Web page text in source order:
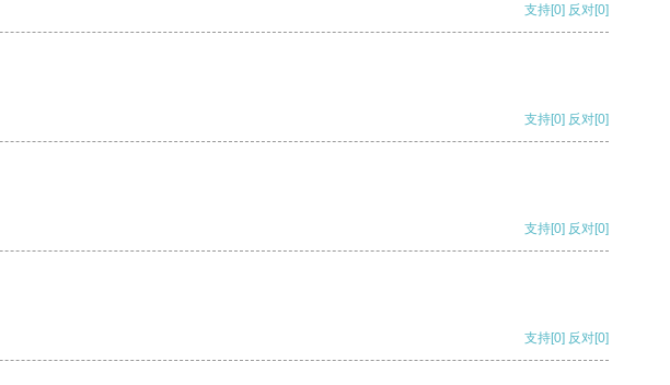
支持[0] 反对[0]
支持[0] 反对[0]
支持[0] 反对[0]
支持[0] 反对[0]